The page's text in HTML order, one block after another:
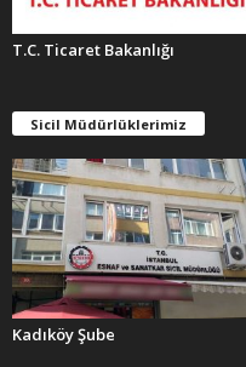
T.C. Ticaret Bakanlığı
Sicil Müdürlüklerimiz
Kadıköy Şube